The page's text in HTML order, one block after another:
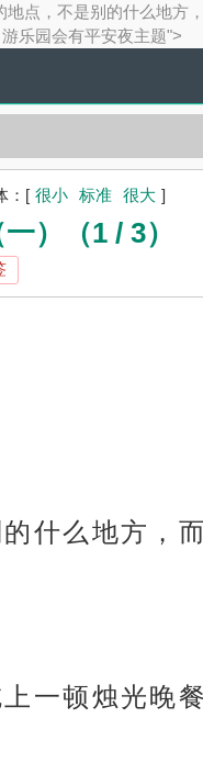
，不是别的什么地方
乐园会有平安夜主题">
： [ 很小 标准 很大 ]
）（1 / 3）
什么地方，
一顿烛光晚